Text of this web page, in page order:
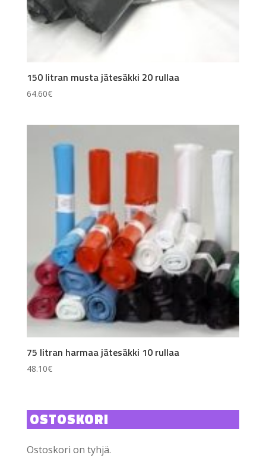
150 litran musta jätesäkki 20 rullaa
64.60€
75 litran harmaa jätesäkki 10 rullaa
48.10€
OSTOSKORI
Ostoskori on tyhjä.